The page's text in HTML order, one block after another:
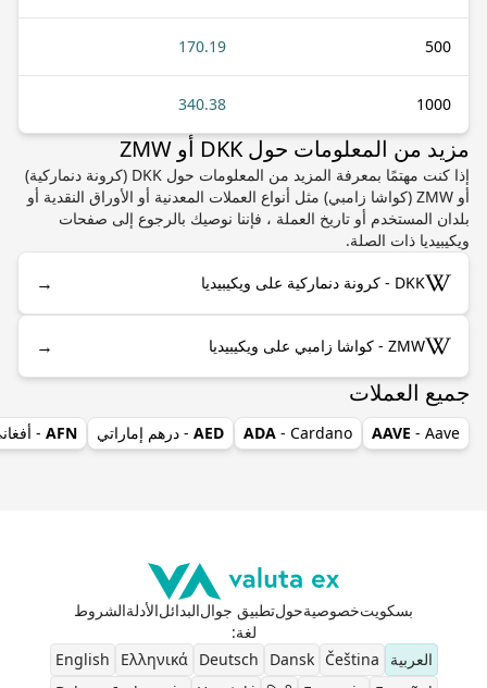
500
170.19
1000
340.38
مزيد من المعلومات حول DKK أو ZMW
إذا كنت مهتمًا بمعرفة المزيد من المعلومات حول DKK (كرونة دنماركية)
أو ZMW (كواشا زامبي) مثل أنواع العملات المعدنية أو الأوراق النقدية أو
بلدان المستخدم أو تاريخ العملة ، فإننا نوصيك بالرجوع إلى صفحات
ويكيبيديا ذات الصلة.
DKK - كرونة دنماركية على ويكيبيديا →
ZMW - كواشا زامبي على ويكيبيديا →
جميع العملات
AAVE - Aave
ADA - Cardano
AED - درهم إماراتي AFN
-
بسكويتخصوصيةحولتطبيق جوالالبدائلالأدلةالشروط
لغة:
العربية
Čeština
Dansk
Deutsch
Ελληνικά
English